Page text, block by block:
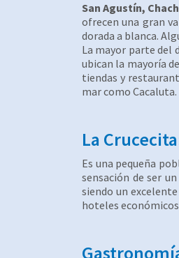
San Agustín,
ofrecen una gran
dorada a blanca.
La mayor parte del
ubican la mayoría
tiendas y
mar como Cacaluta.
La
Es una pequeña
sensación de ser
siendo un
hoteles económicos